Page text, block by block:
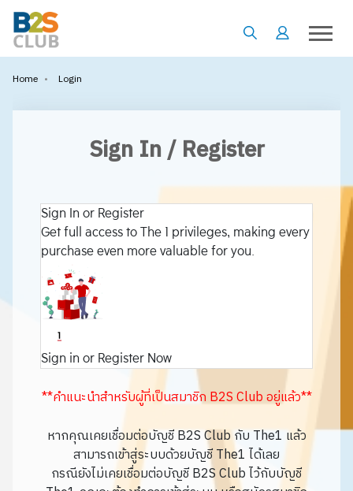
Home • Login
Sign In / Register
Sign In or Register
Get full access to The 1 privileges, making every
purchase even more valuable for you.
Sign in or Register Now
**คำแนะนำสำหรับผู้ที่เป็นสมาชิก B2S Club อยู่แล้ว**
หากคุณเคยเชื่อมต่อบัญชี B2S Club กับ The1 แล้ว
สามารถเข้าสู่ระบบด้วยบัญชี The1 ได้เลย
กรณียังไม่เคยเชื่อมต่อบัญชี B2S Club ไว้กับบัญชี